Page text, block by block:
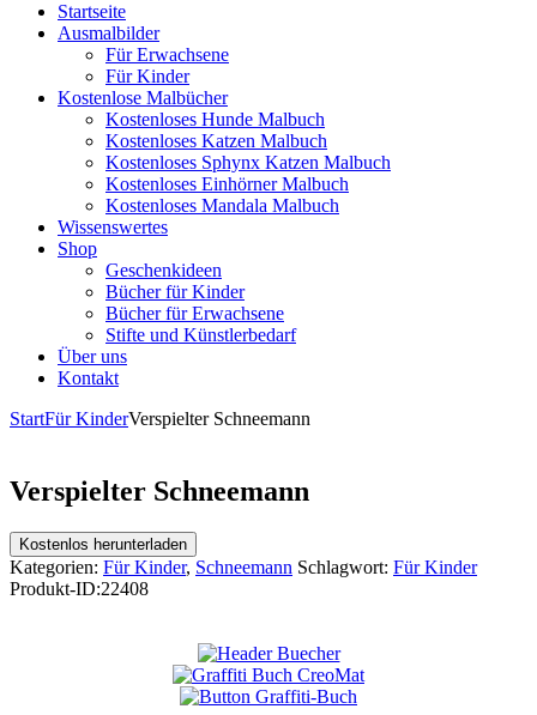
Startseite
Ausmalbilder
Für Erwachsene
Für Kinder
Kostenlose Malbücher
Kostenloses Hunde Malbuch
Kostenloses Katzen Malbuch
Kostenloses Sphynx Katzen Malbuch
Kostenloses Einhörner Malbuch
Kostenloses Mandala Malbuch
Wissenswertes
Shop
Geschenkideen
Bücher für Kinder
Bücher für Erwachsene
Stifte und Künstlerbedarf
Über uns
Kontakt
StartFür KinderVerspielter Schneemann
Verspielter Schneemann
Kostenlos herunterladen
Kategorien: Für Kinder, Schneemann Schlagwort: Für Kinder
Produkt-ID:22408